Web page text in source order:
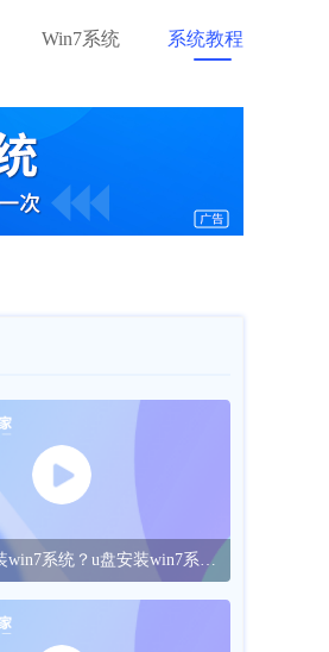
Win7系统 系统教程
怎样用u盘安装win7系统？u盘安装win7系统的操作方法